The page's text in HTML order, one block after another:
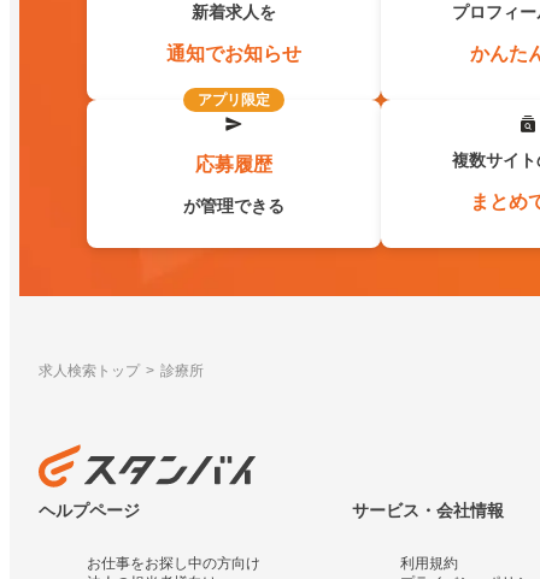
新着求人を
通知でお知らせ
プロフィ
かんた
アプリ限定
応募履歴
が管理できる
複数サイ
まとめ
求人検索トップ 診療所
ヘルプページ
お仕事をお探し中の方向け
サービス・会社情報
利用規約